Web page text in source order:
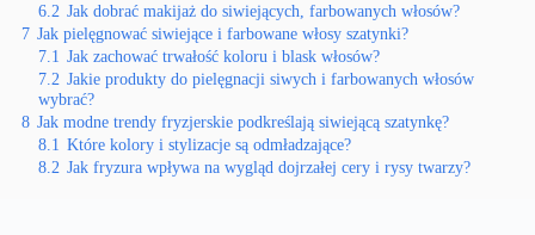
6.2 Jak dobrać makijaż do siwiejących, farbowanych włosów?
7 Jak pielęgnować siwiejące i farbowane włosy szatynki?
7.1 Jak zachować trwałość koloru i blask włosów?
7.2 Jakie produkty do pielęgnacji siwych i farbowanych włosów
wybrać?
8 Jak modne trendy fryzjerskie podkreślają siwiejącą szatynkę?
8.1 Które kolory i stylizacje są odmładzające?
8.2 Jak fryzura wpływa na wygląd dojrzałej cery i rysy twarzy?